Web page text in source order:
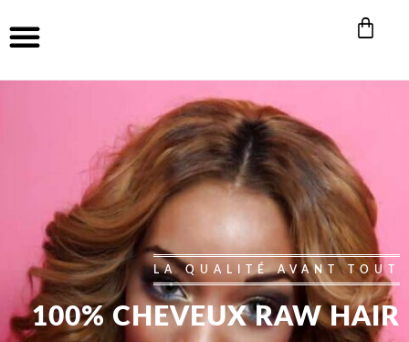
LA QUALITÉ AVANT TOUT
100% CHEVEUX RAW HAIR